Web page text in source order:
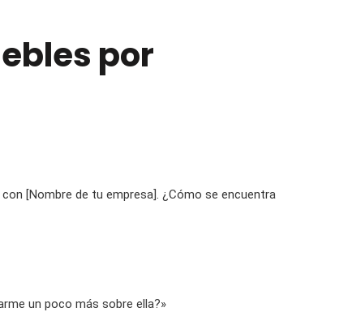
por
[Nombre de tu empresa]. ¿Cómo se encuentra
un poco más sobre ella?»